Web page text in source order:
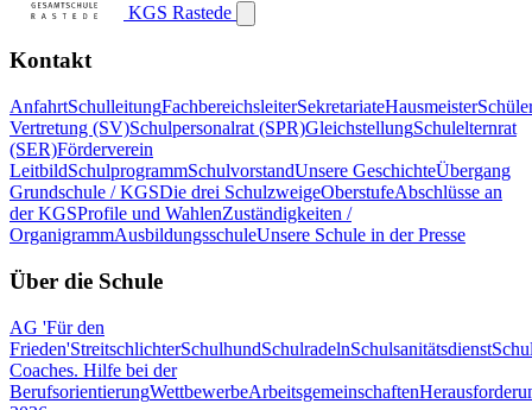
KGS Rastede
Kontakt
AnfahrtSchulleitungFachbereichsleiterSekretariateHausmeister
Vertretung (SV)Schulpersonalrat (SPR)GleichstellungSchulelternrat
(SER)Förderverein
LeitbildSchulprogrammSchulvorstandUnsere GeschichteÜbergang
Grundschule / KGSDie drei SchulzweigeOberstufeAbschlüsse an
der KGSProfile und WahlenZuständigkeiten /
OrganigrammAusbildungsschuleUnsere Schule in der Presse
Über die Schule
AG 'Für den
Frieden'StreitschlichterSchulhundSchulradelnSchulsanitätsdienst
Coaches. Hilfe bei der
BerufsorientierungWettbewerbeArbeitsgemeinschaften